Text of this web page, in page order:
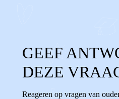
GEEF
DEZE
Reageren op vragen van